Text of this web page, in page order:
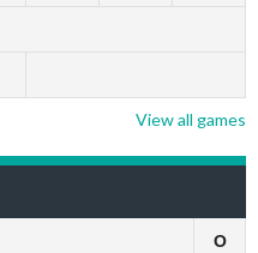
View all games
О